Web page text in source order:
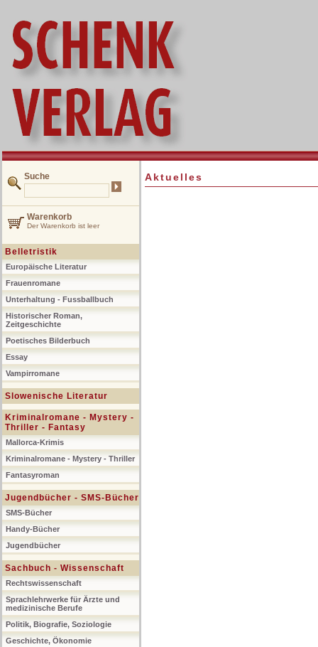
Suche
Warenkorb
Der Warenkorb ist leer
Belletristik
Europäische Literatur
Frauenromane
Unterhaltung - Fussballbuch
Historischer Roman,
Zeitgeschichte
Poetisches Bilderbuch
Essay
Vampirromane
Slowenische Literatur
Kriminalromane - Mystery -
Thriller - Fantasy
Mallorca-Krimis
Kriminalromane - Mystery - Thriller
Fantasyroman
Jugendbücher - SMS-Bücher
SMS-Bücher
Handy-Bücher
Jugendbücher
Sachbuch - Wissenschaft
Rechtswissenschaft
Sprachlehrwerke für Ärzte und
medizinische Berufe
Politik, Biografie, Soziologie
Geschichte, Ökonomie
Aktuelles